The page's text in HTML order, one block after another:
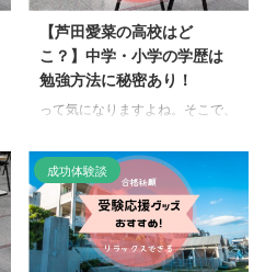
【芦田愛菜の高校はど
こ？】中学・小学の学歴は
勉強方法に秘密あり！
って気になりますよね。そこで、
りました。 教育改革が進むな
か、天才子役たちはどんな進路を
歩んでいるのでしょうか。子育て
の参考になれば幸いです！ 芦田
愛菜の高校はどこ？ 芦田愛菜ち
ゃんは、2020年4月に慶應義塾女
成功体験談